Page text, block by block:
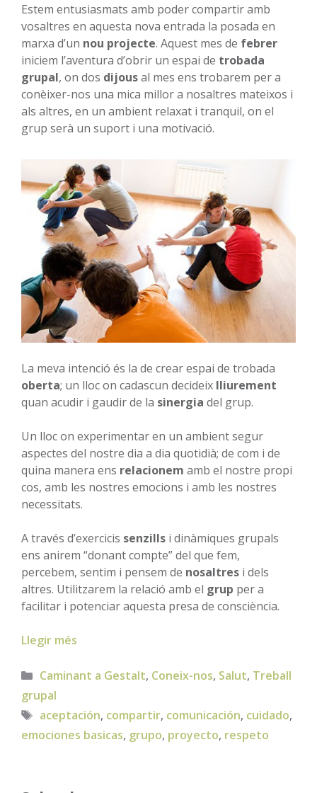
Estem entusiasmats amb poder compartir amb
vosaltres en aquesta nova entrada la posada en
marxa d’un nou projecte. Aquest mes de febrer
iniciem l’aventura d’obrir un espai de trobada
grupal, on dos dijousal mes ens trobarem per a
conèixer-nos una mica millor a nosaltres mateixos i
als altres, en un ambient relaxat i tranquil, on el
grup serà un suport i una motivació.
La meva intenció és la de crear espai de trobada
oberta; un lloc on cadascun decideix lliurement
quan acudir i gaudir de la sinergia del grup.
Un lloc on experimentar en un ambient segur
aspectes del nostre dia a dia quotidià; de com i de
quina manera ens relacionem amb el nostre propi
cos, amb les nostres emocions i amb les nostres
necessitats.
A través d’exercicis senzills i dinàmiques grupals
ens anirem “donant compte” del que fem,
percebem, sentim i pensem de nosaltres i dels
altres. Utilitzarem la relació amb el grup per a
facilitar i potenciar aquesta presa de consciència.
Llegir més
Categories
Caminant a Gestalt, Coneix-nos, Salut, Treball
grupal
Etiquetes
aceptación, compartir, comunicación, cuidado,
emociones basicas, grupo, proyecto, respeto